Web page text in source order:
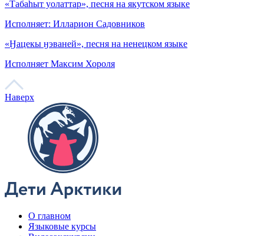
О главном
Люди
Арктика Культура и быт
Песня на хантыйском языке. Исполняет Алексей Конев
Тэги
Еще видео
«Пирибтяко», песня на ненецком языке
Исполняют: Зоя Пыдановна Вануйто Валентина Хосевна
«Ненча реп», песня на ненецком языке
Исполняет ансамбль «Сёётей Не»
«Парнэко», песня на ненецком языке